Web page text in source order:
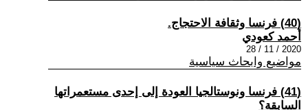
(40) فرنسا وثقافة الاحتجاج.
أحمد كعودي
2020 / 11 / 28
مواضيع وابحاث سياسية
(41) فرنسا ونوستالجيا العودة إلى إحدى مستعمراتها
السابقة؟